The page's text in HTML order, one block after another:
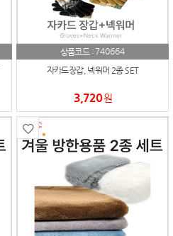
상품코드 : 740664
자카드장갑, 넥워머 2종 SET
3,720원